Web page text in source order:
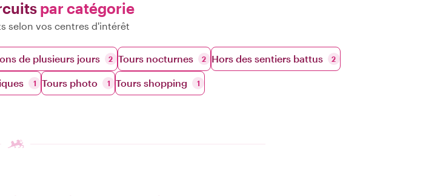
par catégorie
selon vos centres d'intérêt
de plusieurs jours 2 Tours nocturnes 2 Hors des sentiers battus 2
1 Tours photo 1 Tours shopping 1